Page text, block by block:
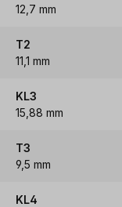
12,7 mm
T2
11,1 mm
KL3
15,88 mm
T3
9,5 mm
KL4